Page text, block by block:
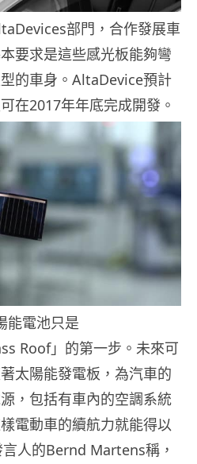
部門，合作發展車
要求是這些感光板能夠彎
的車身。AltaDevice預計
在2017年年底完成開發。
能電池只是
Roof」的第一步。未來可
太陽能發電板，為汽車的
，包括有車內的空調系統
電動車的續航力就能得以
人的Bernd Martens稱，